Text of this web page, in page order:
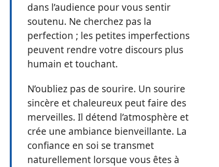
dans l’audience pour vous sentir
soutenu. Ne cherchez pas la
perfection ; les petites imperfections
peuvent rendre votre discours plus
humain et touchant.
N’oubliez pas de sourire. Un sourire
sincère et chaleureux peut faire des
merveilles. Il détend l’atmosphère et
crée une ambiance bienveillante. La
confiance en soi se transmet
naturellement lorsque vous êtes à